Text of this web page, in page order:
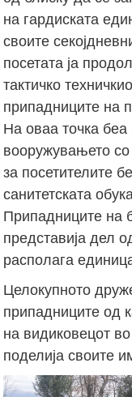
на гардиската
своите
посетата ја
тактичко
припадниците на
На оваа точка
вооружувањето
за посетителите
санитетската
Припадниците на
представија дел
располага
Целокупното
припадниците од
на видиковецот
поделија своите